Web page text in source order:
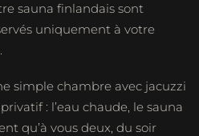
sauna finlandais sont
uniquement à votre
simple chambre avec jacuzzi
: l’eau chaude, le sauna
qu’à vous deux, du soir